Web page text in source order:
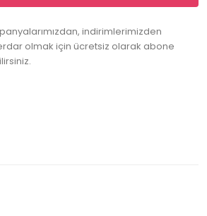
indirimlerimizden
olmak için ücretsiz olarak abone